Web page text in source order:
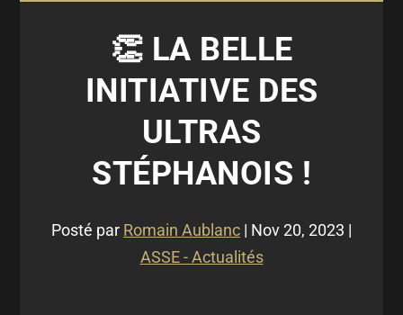
👏 LA BELLE
INITIATIVE DES
ULTRAS
STÉPHANOIS !
Posté par Romain Aublanc | Nov 20, 2023 |
ASSE - Actualités